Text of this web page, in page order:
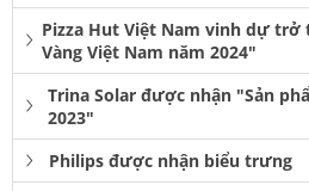
Pizza Hut Việt Nam vinh dự
Vàng Việt Nam năm 2024"
Trina Solar được nhận "Sản
2023"
Philips được nhận biểu trưng